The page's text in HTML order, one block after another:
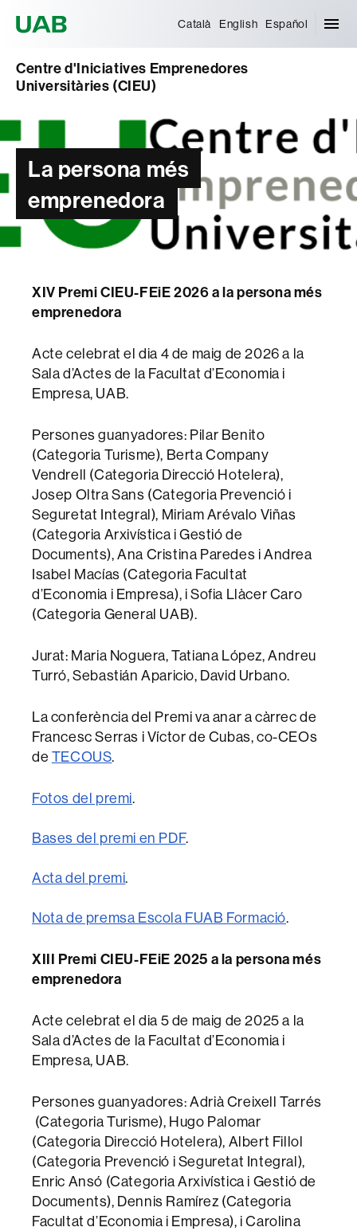
Català English Español
Centre d'Iniciatives Emprenedores
Universitàries (CIEU)
La persona més
emprenedora
XIV Premi CIEU-FEiE 2026 a la persona més
emprenedora
Acte celebrat el dia 4 de maig de 2026 a la
Sala d’Actes de la Facultat d’Economia i
Empresa, UAB.
Persones guanyadores: Pilar Benito
(Categoria Turisme), Berta Company
Vendrell (Categoria Direcció Hotelera),
Josep Oltra Sans (Categoria Prevenció i
Seguretat Integral), Miriam Arévalo Viñas
(Categoria Arxivística i Gestió de
Documents), Ana Cristina Paredes i Andrea
Isabel Macías (Categoria Facultat
d’Economia i Empresa), i Sofia Llàcer Caro
(Categoria General UAB).
Jurat: Maria Noguera, Tatiana López, Andreu
Turró, Sebastián Aparicio, David Urbano.
La conferència del Premi va anar a càrrec de
Francesc Serras i Víctor de Cubas, co-CEOs
de TECOUS.
Fotos del premi.
Bases del premi en PDF.
Acta del premi.
Nota de premsa Escola FUAB Formació.
XIII Premi CIEU-FEiE 2025 a la persona més
emprenedora
Acte celebrat el dia 5 de maig de 2025 a la
Sala d’Actes de la Facultat d’Economia i
Empresa, UAB.
Persones guanyadores: Adrià Creixell Tarrés
(Categoria Turisme), Hugo Palomar
(Categoria Direcció Hotelera), Albert Fillol
(Categoria Prevenció i Seguretat Integral),
Enric Ansó (Categoria Arxivística i Gestió de
Documents), Dennis Ramírez (Categoria
Facultat d’Economia i Empresa), i Carolina